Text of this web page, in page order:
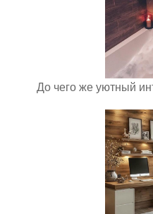
До чего же уютный